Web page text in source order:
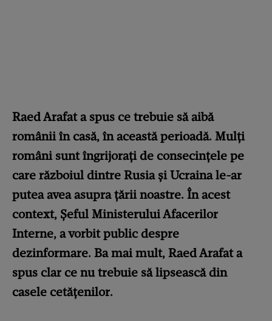
Raed Arafat a spus ce trebuie să aibă
românii în casă, în această perioadă. Mulți
români sunt îngrijorați de consecințele pe
care războiul dintre Rusia și Ucraina le-ar
putea avea asupra țării noastre. În acest
context, Șeful Ministerului Afacerilor
Interne, a vorbit public despre
dezinformare. Ba mai mult, Raed Arafat a
spus clar ce nu trebuie să lipsească din
casele cetățenilor.